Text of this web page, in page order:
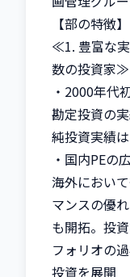
【部の特徴】
≪1. 豊富な
数の投資家≫
・2000年代
勘定投資の
純投資実績
・国内PEの
海外におい
マンスの優
も開拓。投
フォリオの
投資を展開